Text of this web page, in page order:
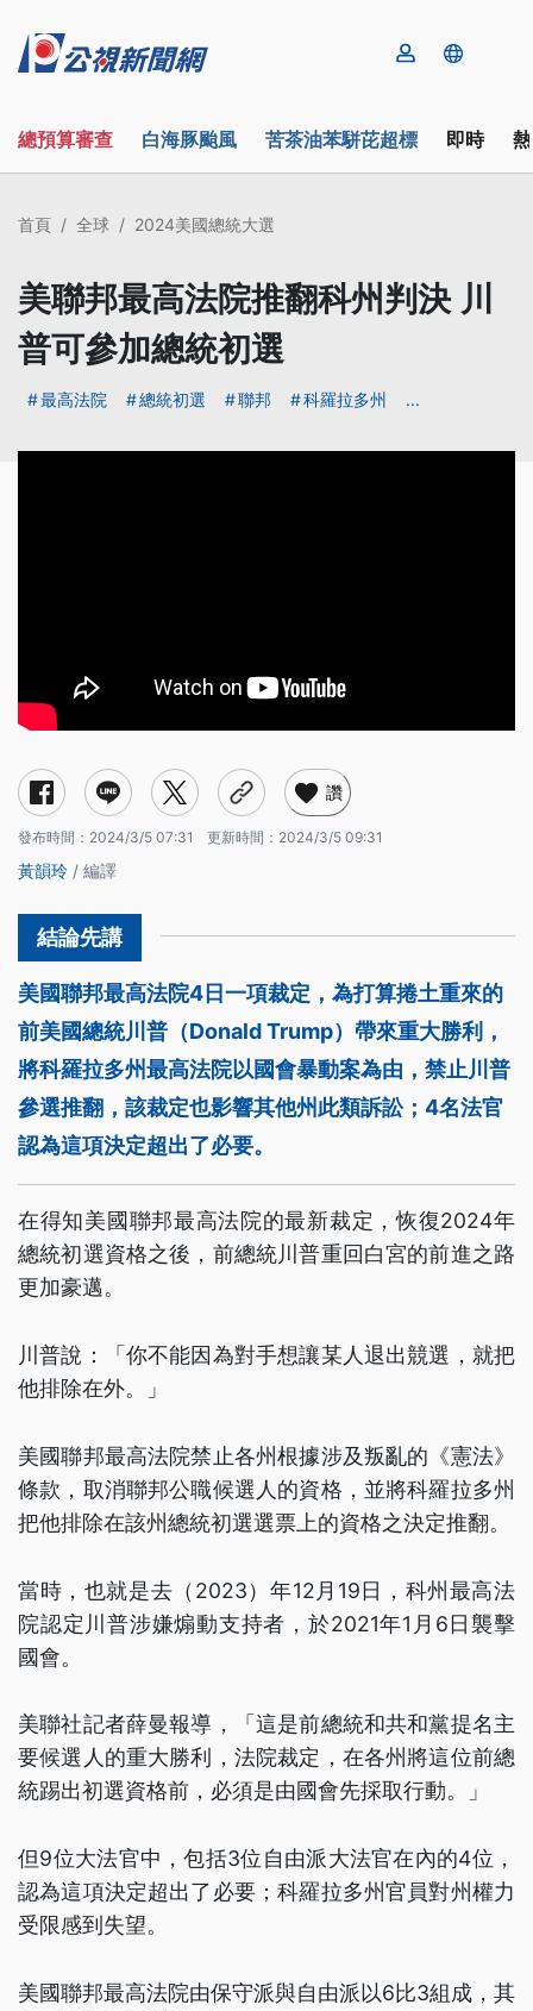
總預算審查 白海豚颱風 苦茶油苯駢芘超標 即時
首頁 全球 2024美國總統大選
美聯邦最高法院推翻科州判決 川
普可參加總統初選
最高法院 總統初選 聯邦 科羅拉多州 ...
讚
發布時間： 2024/3/5 07:31 更新時間： 2024/3/5 09:31
黃韻玲 / 編譯
美國聯邦最高法院4日一項裁定，為打算捲土重來的
前美國總統川普（Donald Trump）帶來重大勝利，
將科羅拉多州最高法院以國會暴動案為由，禁止川普
參選推翻，該裁定也影響其他州此類訴訟；4名法官
認為這項決定超出了必要。
在得知美國聯邦最高法院的最新裁定，恢復2024年
總統初選資格之後，前總統川普重回白宮的前進之路
更加豪邁。
川普說：「你不能因為對手想讓某人退出競選，就把
他排除在外。」
美國聯邦最高法院禁止各州根據涉及叛亂的《憲法》
條款，取消聯邦公職候選人的資格，並將科羅拉多州
把他排除在該州總統初選選票上的資格之決定推翻。
當時，也就是去（2023）年12月19日，科州最高法
院認定川普涉嫌煽動支持者，於2021年1月6日襲擊
國會。
美聯社記者薛曼報導，「這是前總統和共和黨提名主
要候選人的重大勝利，法院裁定，在各州將這位前總
統踢出初選資格前，必須是由國會先採取行動。」
但9位大法官中，包括3位自由派大法官在內的4位，
認為這項決定超出了必要；科羅拉多州官員對州權力
受限感到失望。
美國聯邦最高法院由保守派與自由派以6比3組成，其